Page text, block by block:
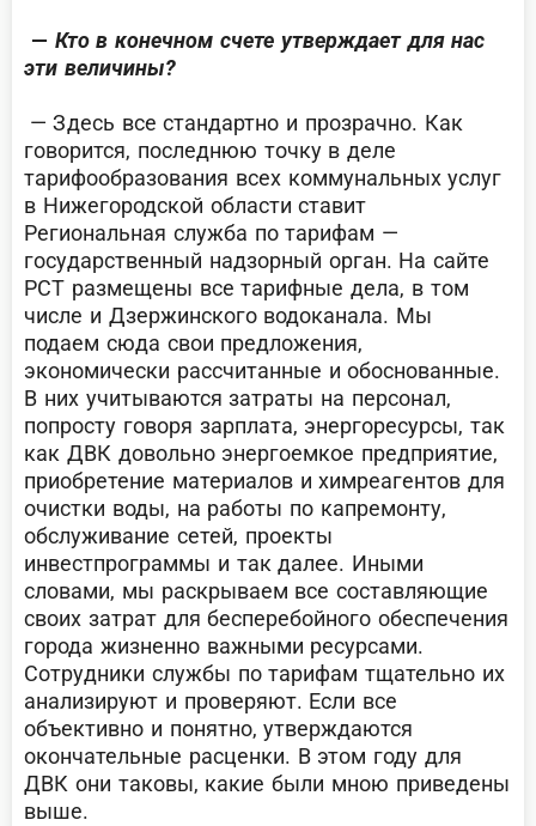
— Кто в конечном счете утверждает для нас
эти величины?
— Здесь все стандартно и прозрачно. Как
говорится, последнюю точку в деле
тарифообразования всех коммунальных услуг
в Нижегородской области ставит
Региональная служба по тарифам —
государственный надзорный орган. На сайте
РСТ размещены все тарифные дела, в том
числе и Дзержинского водоканала. Мы
подаем сюда свои предложения,
экономически рассчитанные и обоснованные.
В них учитываются затраты на персонал,
попросту говоря зарплата, энергоресурсы, так
как ДВК довольно энергоемкое предприятие,
приобретение материалов и химреагентов для
очистки воды, на работы по капремонту,
обслуживание сетей, проекты
инвестпрограммы и так далее. Иными
словами, мы раскрываем все составляющие
своих затрат для бесперебойного обеспечения
города жизненно важными ресурсами.
Сотрудники службы по тарифам тщательно их
анализируют и проверяют. Если все
объективно и понятно, утверждаются
окончательные расценки. В этом году для
ДВК они таковы, какие были мною приведены
выше.